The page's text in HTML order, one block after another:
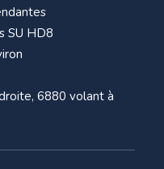
SU HD8
6880 volant à